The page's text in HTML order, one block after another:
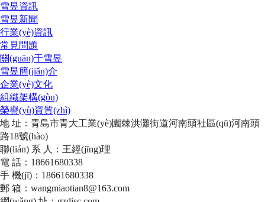
雪昱資訊
雪昱新聞
行業(yè)資訊
常見問題
關(guān)于雪昱
雪昱簡(jiǎn)介
企業(yè)文化
組織架構(gòu)
榮譽(yù)資質(zhì)
地 址：青島市青大工業(yè)園棘洪灘街道河南頭社區(qū)河南頭
路18號(hào)
聯(lián) 系 人：王經(jīng)理
電 話：18661680338
手 機(jī)：18661680338
郵 箱：wangmiaotian8@163.com